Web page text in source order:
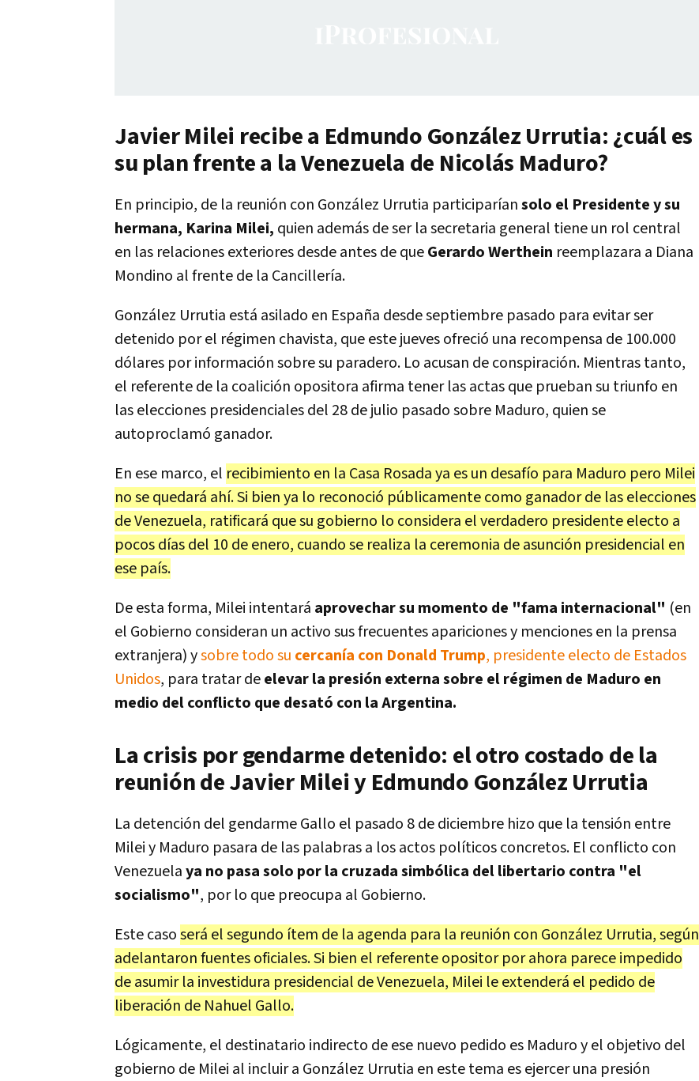
Javier Milei recibe a Edmundo González Urrutia: ¿cuál es
su plan frente a la Venezuela de Nicolás Maduro?
En principio, de la reunión con González Urrutia participaríansolo el Presidente y su
hermana, Karina Milei, quien además de ser la secretaria general tiene un rol central
en las relaciones exteriores desde antes de queGerardo Werthein reemplazara a Diana
Mondino al frente de la Cancillería.
González Urrutia está asilado en España desde septiembre pasado para evitar ser
detenido por el régimen chavista, que este jueves ofreció una recompensa de 100.000
dólares por información sobre su paradero. Lo acusan de conspiración. Mientras tanto,
el referente de la coalición opositora afirma tener las actas que prueban su triunfo en
las elecciones presidenciales del 28 de julio pasado sobre Maduro, quien se
autoproclamó ganador.
En ese marco, el recibimiento en la Casa Rosada ya es un desafío para Maduro pero Milei
no se quedará ahí. Si bien ya lo reconoció públicamente como ganador de las elecciones
de Venezuela, ratificará que su gobierno lo considera el verdadero presidente electo a
pocos días del 10 de enero, cuando se realiza la ceremonia de asunción presidencial en
ese país.
De esta forma, Milei intentará aprovechar su momento de "fama internacional" (en
el Gobierno consideran un activo sus frecuentes apariciones y menciones en la prensa
extranjera) ysobre todo su cercanía con Donald Trump, presidente electo de Estados
Unidos, para tratar deelevar la presión externa sobre el régimen de Maduro en
medio del conflicto que desató con la Argentina.
La crisis por gendarme detenido: el otro costado de la
reunión de Javier Milei y Edmundo González Urrutia
La detención del gendarme Gallo el pasado 8 de diciembre hizo que la tensión entre
Milei y Maduro pasara de las palabras a los actos políticos concretos. El conflicto con
Venezuelaya no pasa solo por la cruzada simbólica del libertario contra "el
socialismo", por lo que preocupa al Gobierno.
Este casoserá el segundo ítem de la agenda para la reunión con González Urrutia, según
adelantaron fuentes oficiales. Si bien el referente opositor por ahora parece impedido
de asumir la investidura presidencial de Venezuela, Milei le extenderá el pedido de
liberación de Nahuel Gallo.
Lógicamente, el destinatario indirecto de ese nuevo pedido es Maduro y el objetivo del
gobierno de Milei al incluir a González Urrutia en este tema es ejercer una presión